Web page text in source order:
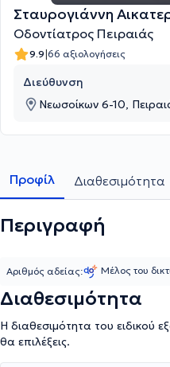
Σταυρογιάννη
Οδοντίατρος Πειραιάς
9.9|66 αξιολογήσεις
Διεύθυνση
Νεωσοίκων 6-10,
Προφίλ Διαθεσιμότητα
Περιγραφή
Αριθμός αδείας: Μέλος του
Διαθεσιμότητα
Η διαθεσιμότητα του ειδικού
θα επιλέξεις.